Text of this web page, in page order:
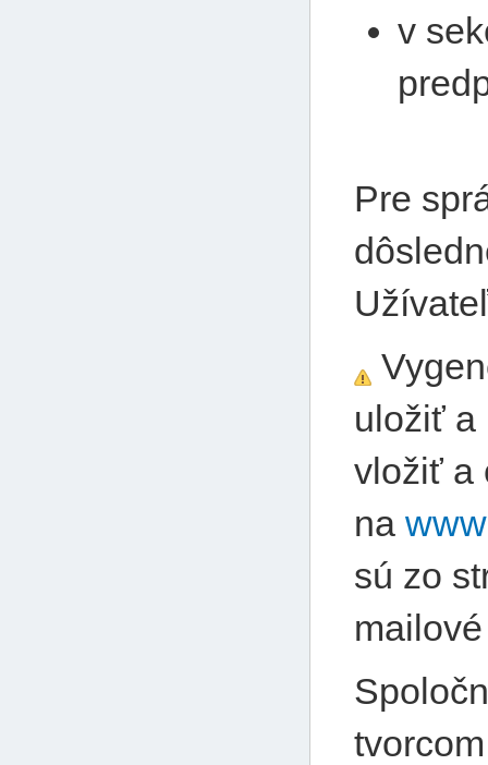
v
Pre
uložiť a
vložiť a
na
sú zo